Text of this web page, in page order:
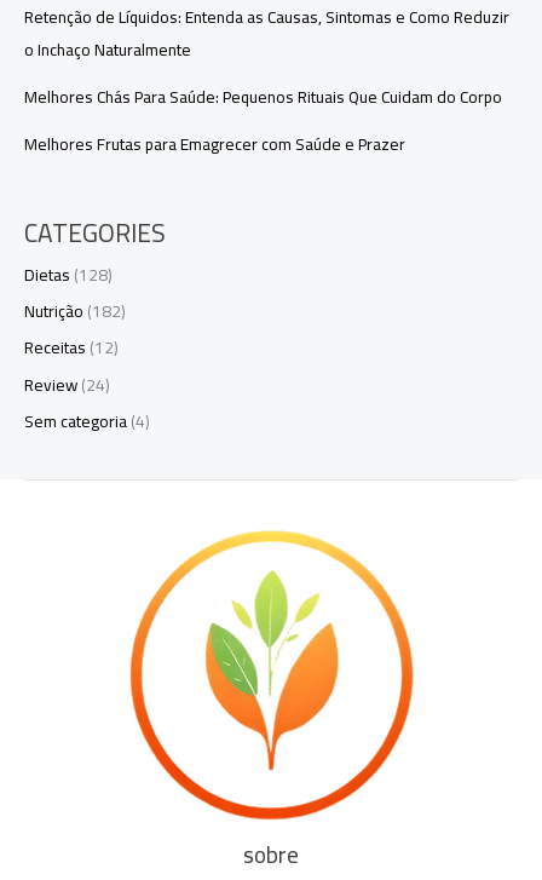
Retenção de Líquidos: Entenda as Causas, Sintomas e Como Reduzir
o Inchaço Naturalmente
Melhores Chás Para Saúde: Pequenos Rituais Que Cuidam do Corpo
Melhores Frutas para Emagrecer com Saúde e Prazer
CATEGORIES
Dietas(128)
Nutrição(182)
Receitas(12)
Review(24)
Sem categoria(4)
sobre